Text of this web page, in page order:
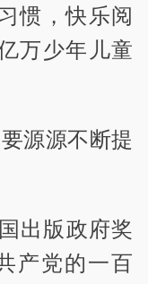
惯，快乐阅
万少年儿童
源源不断提
出版政府奖
产党的一百